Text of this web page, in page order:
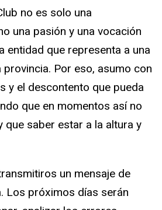
no es solo una
una pasión y una vocación
entidad que representa a una
provincia. Por eso, asumo con
y el descontento que pueda
que en momentos así no
que saber estar a la altura y
un mensaje de
Los próximos días serán